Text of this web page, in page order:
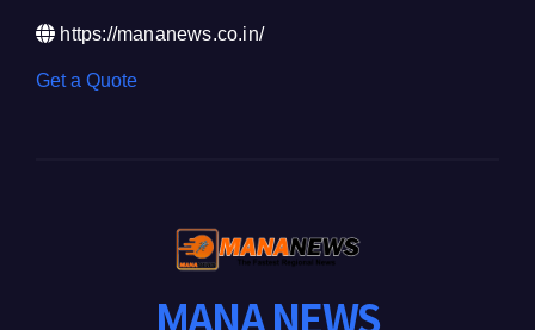
https://mananews.co.in/
Get a Quote
MANA NEWS